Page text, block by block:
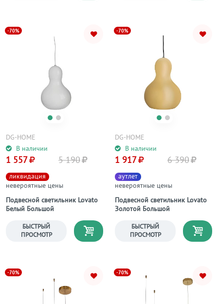
-70%
В наличии
DG-HOME
Подвесной светильник Lovato
Белый Большой
ликвидация
невероятные цены
1 557 5 190
БЫСТРЫЙ
ПРОСМОТР
-70%
В наличии
DG-HOME
Подвесной светильник Lovato
Золотой Большой
аутлет
невероятные цены
1 917 6 390
БЫСТРЫЙ
ПРОСМОТР
-70% -70%